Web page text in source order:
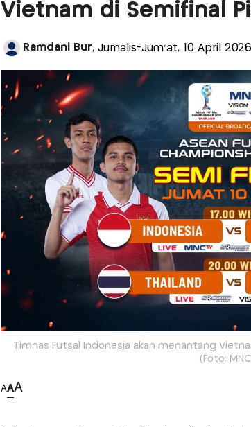
Vietnam di Semifinal
Ramdani Bur, Jurnalis-Jum'at, 10 April
Timnas Futsal Indonesia akan menantang
(Foto:
AAA